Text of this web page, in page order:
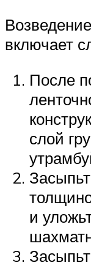
включает
После
слой
и